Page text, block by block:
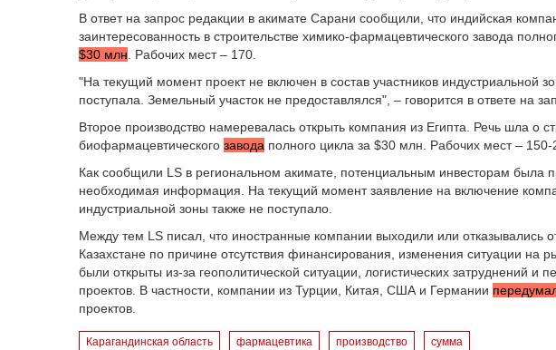
В ответ на запрос редакции в акимате Сарани сообщили, что индийская
заинтересованность в строительстве химико-фармацевтического завода
$30 млн . Рабочих мест – 170.
"На текущий момент проект не включен в состав участников индустриальной
поступала. Земельный участок не предоставлялся", – говорится в ответе на
Второе производство намеревалась открыть компания из Египта. Речь шла о
биофармацевтического завода полного цикла за $30 млн. Рабочих мест – 150-
Как сообщили LS в региональном акимате, потенциальным инвесторам была
необходимая информация. На текущий момент заявление на включение
индустриальной зоны также не поступало.
Между тем LS писал, что иностранные компании выходили или отказывались
Казахстане по причине отсутствия финансирования, изменения ситуации на
были открыты из-за геополитической ситуации, логистических затруднений и
проектов. В частности, компании из Турции, Китая, США и Германии
проектов.
Карагандинская область фармацевтика производство сумма